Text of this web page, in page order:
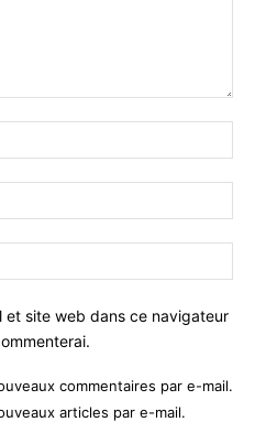
et site web dans ce navigateur
commentaires par e-mail.
articles par e-mail.